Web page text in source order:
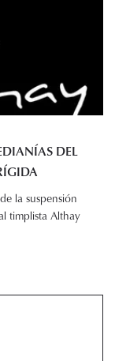
DEL
la suspensión
timplista Althay